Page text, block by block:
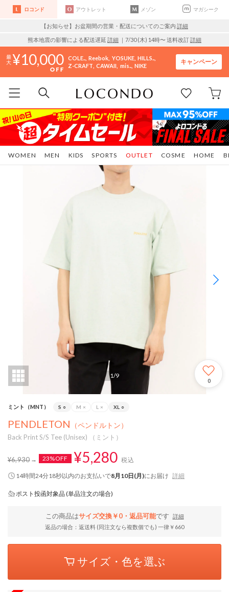
ロコンド アウトレット メゾン マガシーク
【お知らせ】お盆期間の営業・配送についてのご案内 詳細
熊本地震の影響による配送遅延 詳細 ｜7/30 (木) 14時〜 送料改訂詳細
10,000 COLE.. Reebok YOSUKE HILLS..
Z-CRAFT CAWAII mis.. NIKE
キャンペーン
WOMEN MEN KIDS SPORTS COSME HOME
OUTLET
1/9
0
ミント（MNT） S ○ M × L × XL ○
PENDLETON （ペンドルトン）
Back Print S/S Tee (Unisex) （ミント）
¥6,930 23%OFF ¥5,280 税込
14時間24分17秒以内のお支払いで8月10日(月)にお届け 詳細
ポスト投函対象品 (単品注文の場合)
この商品はサイズ交換￥0・返品可能です
詳細
返品の場合：返送料 (同注文なら複数個でも) 一律￥660
サイズ・色を選ぶ